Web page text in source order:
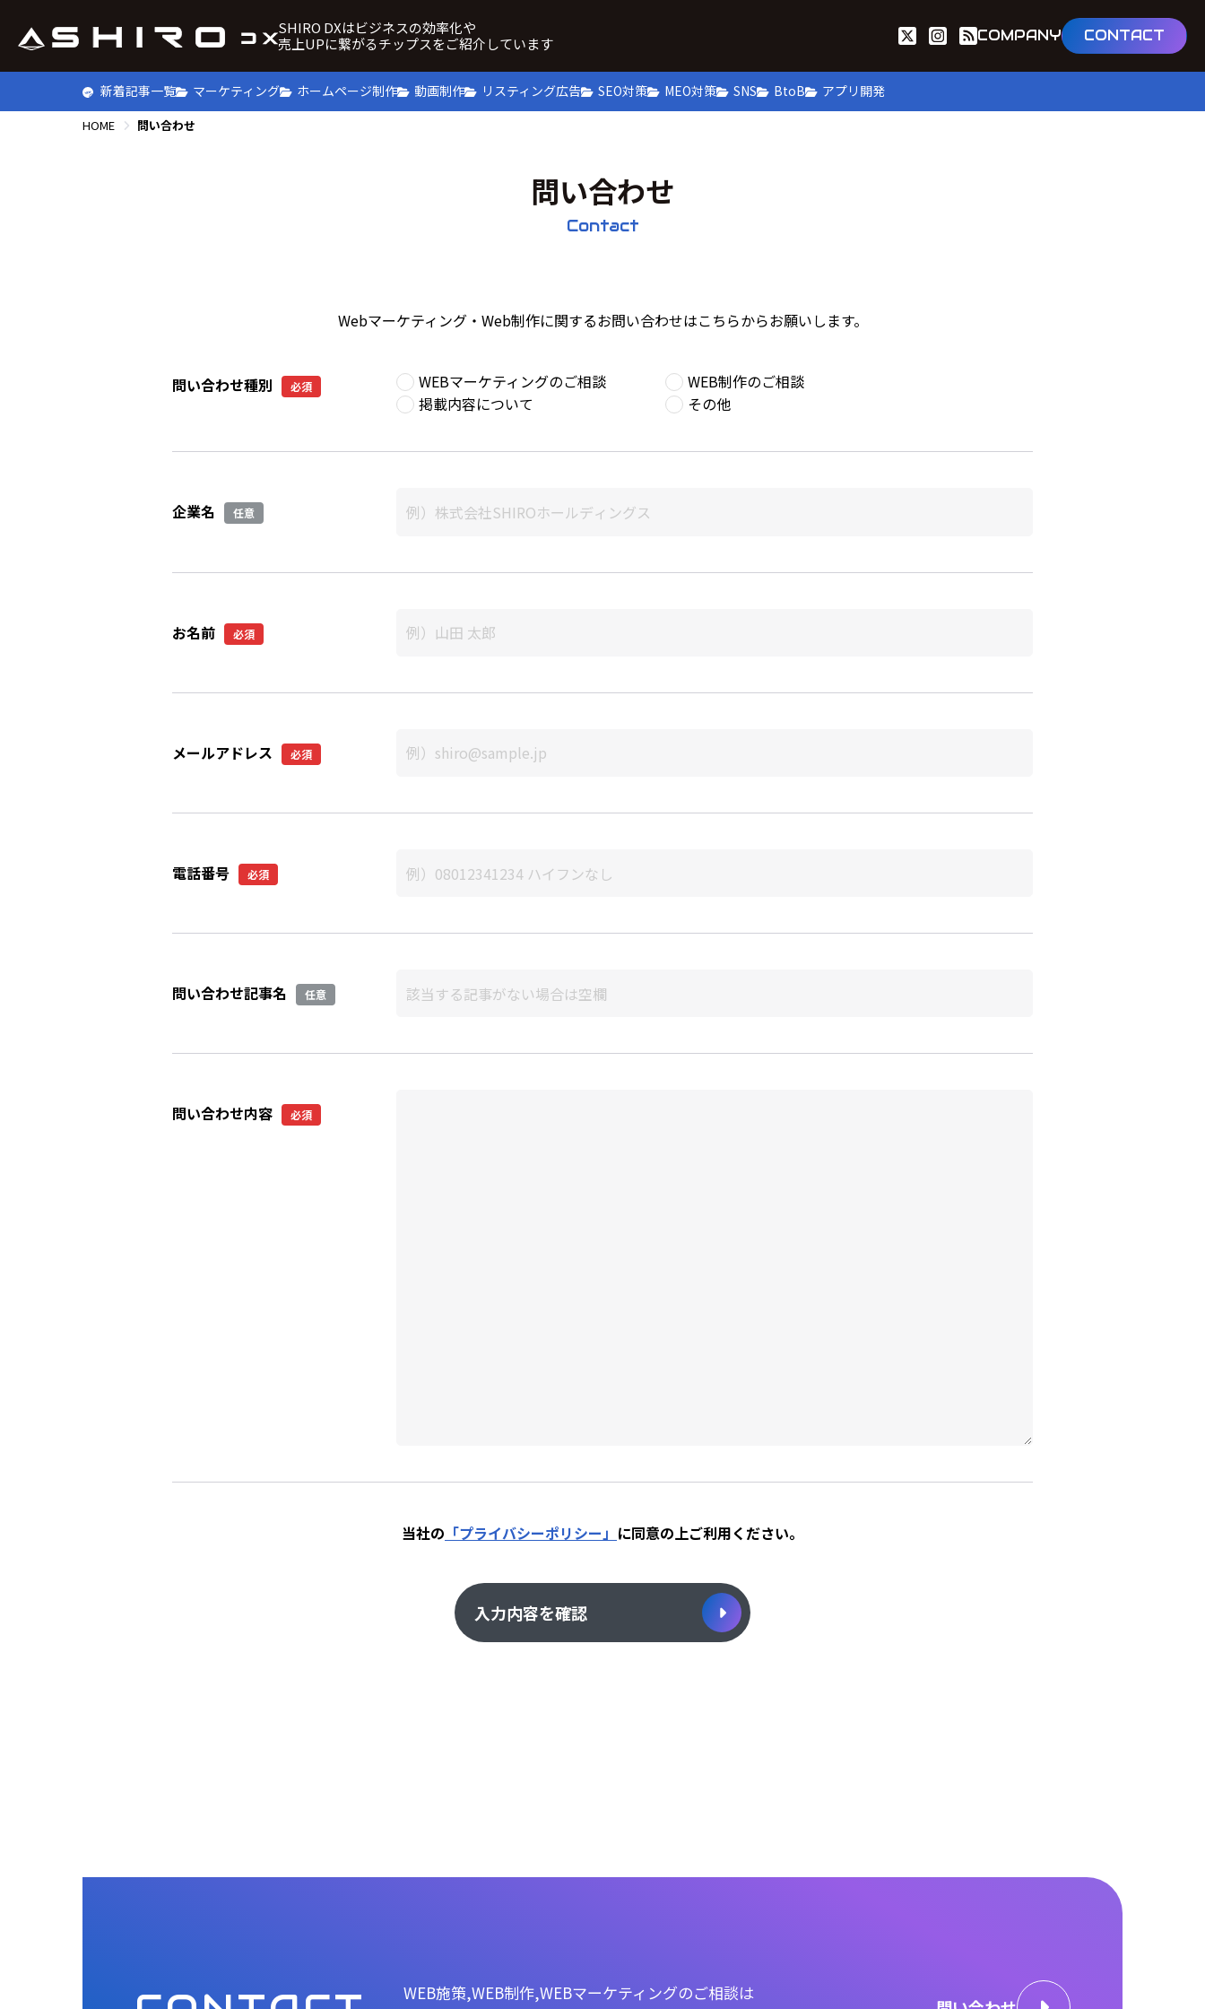
SHIRO DXはビジネスの効率化や
売上UPに繋がるチップスをご紹介しています
COMPANY CONTACT
新着記事一覧 マーケティング ホームページ制作 動画制作 リスティング広告 SEO対策 MEO対策 SNS BtoB アプリ開発
HOME 問い合わせ
問い合わせ
Contact
Webマーケティング・Web制作に関するお問い合わせはこちらからお願いします。
問い合わせ種別 必須 WEBマーケティングのご相談
WEB制作のご相談
掲載内容について
その他
企業名 任意
お名前 必須
メールアドレス 必須
電話番号 必須
問い合わせ記事名 任意
問い合わせ内容 必須
当社の 「プライバシーポリシー」 に同意の上ご利用ください。
入力内容を確認
WEB施策,WEB制作,WEBマーケティングのご相談は